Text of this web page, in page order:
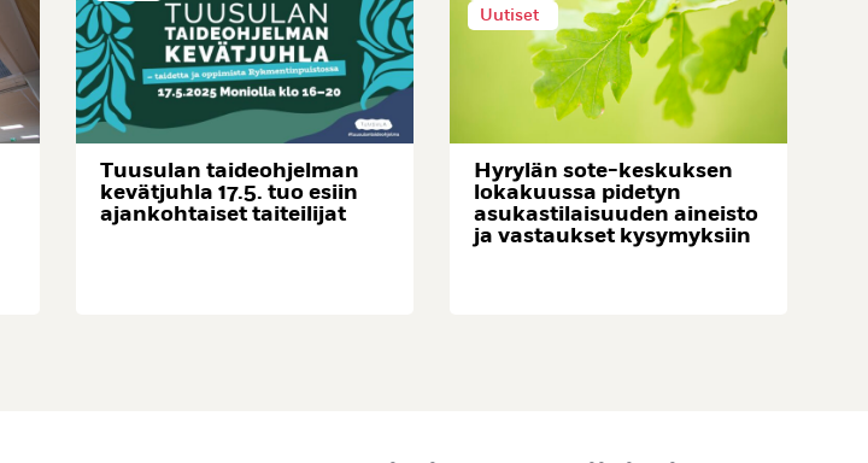
Tuusulan taideohjelman
kevätjuhla 17.5. tuo esiin
ajankohtaiset taiteilijat
Uutiset
Hyrylän sote-keskuksen
lokakuussa pidetyn
asukastilaisuuden aineisto
ja vastaukset kysymyksiin